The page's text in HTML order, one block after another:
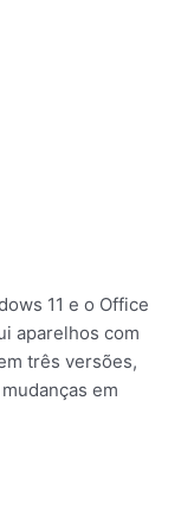
11 e o Office
aparelhos com
três versões,
em